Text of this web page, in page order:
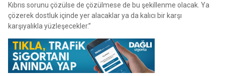
Kıbrıs sorunu çözülse de çözülmese de bu şekillenme olacak. Ya
çözerek dostluk içinde yer alacaklar ya da kalıcı bir karşı
karşıyalıkla yüzleşecekler.”